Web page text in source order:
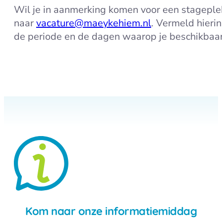
Wil je in aanmerking komen voor een
naarvacature@maeykehiem.nl. Vermeld
de periode en de dagen waarop je
Kom naar onze informatiemiddag